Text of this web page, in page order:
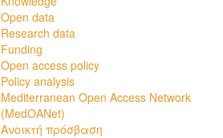
Open data
Research data
Funding
Open access policy
Policy analysis
Mediterranean Open Access Network
(MedOANet)
Ανοικτή πρόσβαση